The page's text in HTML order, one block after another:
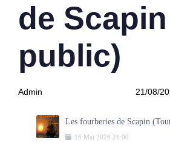
de
public)
Admin 21/08/
Les fourberies de Scapin
16 Mai 2026 21:00